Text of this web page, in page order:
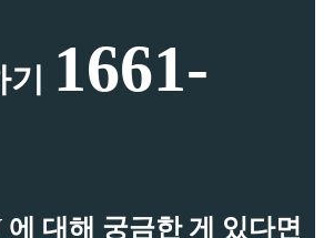
1661-
대해 궁금한 게 있다면